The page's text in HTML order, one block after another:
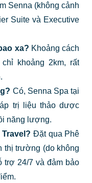
Senna (không cảnh
Suite và Executive
xa? Khoảng cách
khoảng 2km, rất
Có, Senna Spa tại
trị liệu thảo dược
năng lượng.
Đặt qua Phê
thị trường (do không
trợ 24/7 và đảm bảo